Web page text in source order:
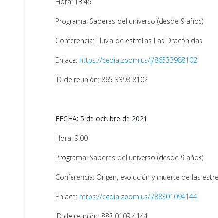
Programa: Saberes del universo (desde 9 años)
Conferencia: Lluvia de estrellas Las Dracónidas
Enlace: https://cedia.zoom.us/j/86533988102
ID de reunión: 865 3398 8102
FECHA: 5 de octubre de 2021
Hora: 9:00
Programa: Saberes del universo (desde 9 años)
Conferencia: Origen, evolución y muerte de las
Enlace: https://cedia.zoom.us/j/88301094144
ID de reunión: 883 0109 4144